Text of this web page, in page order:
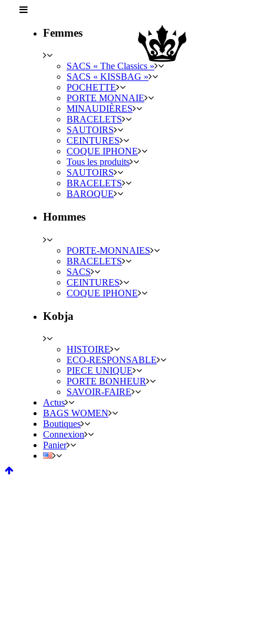
Femmes
SACS « The Classics »
SACS « KISSBAG »
POCHETTE
PORTE MONNAIE
MINAUDIÈRES
BRACELETS
SAUTOIRS
CEINTURES
COQUE IPHONE
Tous les produits
SAUTOIRS
BRACELETS
BAROQUE
Hommes
PORTE-MONNAIES
BRACELETS
SACS
CEINTURES
COQUE IPHONE
Kobja
HISTOIRE
ECO-RESPONSABLE
PIECE UNIQUE
PORTE BONHEUR
SAVOIR-FAIRE
Actus
BAGS WOMEN
Boutiques
Connexion
Panier